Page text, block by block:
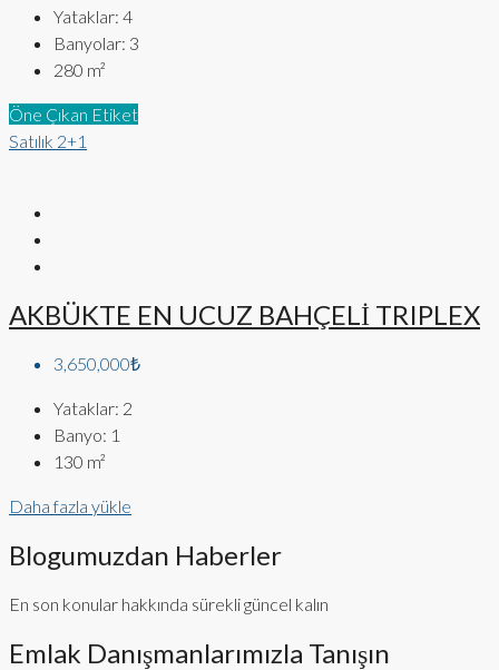
Yataklar: 4
Banyolar: 3
280 m²
Öne Çıkan Etiket
Satılık 2+1
AKBÜKTE EN UCUZ BAHÇELİ TRIPLEX
3,650,000₺
Yataklar: 2
Banyo: 1
130 m²
Daha fazla yükle
Blogumuzdan Haberler
En son konular hakkında sürekli güncel kalın
Emlak Danışmanlarımızla Tanışın